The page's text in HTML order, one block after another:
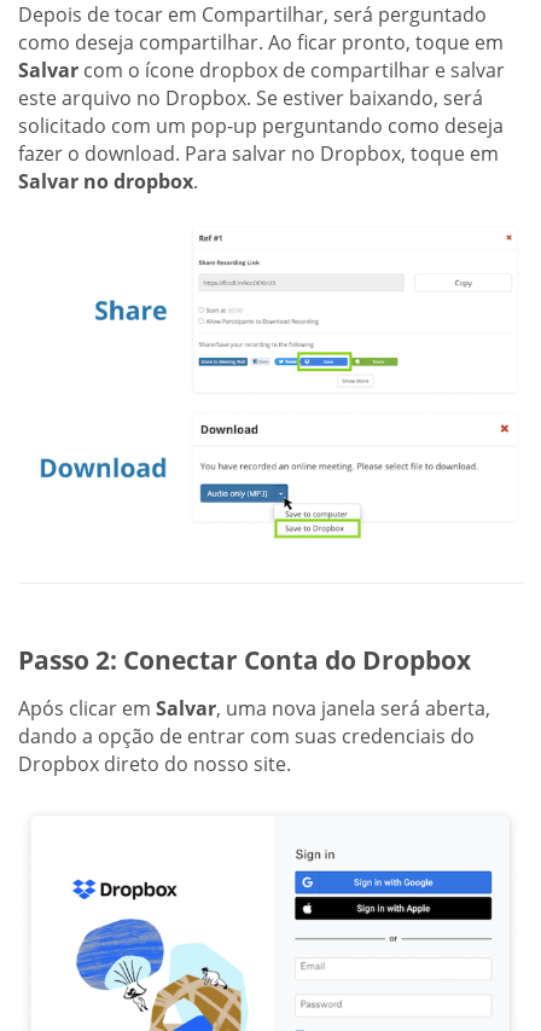
Depois de tocar em Compartilhar, será perguntado
como deseja compartilhar. Ao ficar pronto, toque em
Salvar com o ícone dropbox de compartilhar e salvar
este arquivo no Dropbox. Se estiver baixando, será
solicitado com um pop-up perguntando como deseja
fazer o download. Para salvar no Dropbox, toque em
Salvar no dropbox.
Passo 2: Conectar Conta do Dropbox
Após clicar em Salvar, uma nova janela será aberta,
dando a opção de entrar com suas credenciais do
Dropbox direto do nosso site.